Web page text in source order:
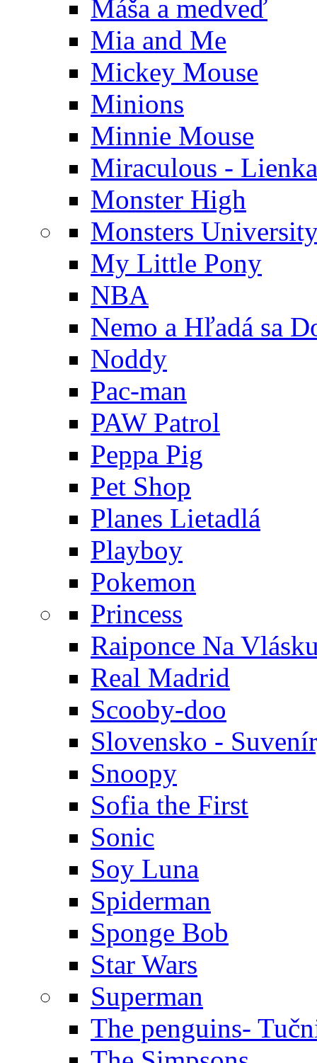
Máša a medveď
Mia and Me
Mickey Mouse
Minions
Minnie Mouse
Miraculous -
Monster High
Monsters
My Little Pony
NBA
Nemo a Hľadá sa
Noddy
Pac-man
PAW Patrol
Peppa Pig
Pet Shop
Planes Lietadlá
Playboy
Pokemon
Princess
Raiponce Na
Real Madrid
Scooby-doo
Slovensko -
Snoopy
Sofia the First
Sonic
Soy Luna
Spiderman
Sponge Bob
Star Wars
Superman
The penguins-